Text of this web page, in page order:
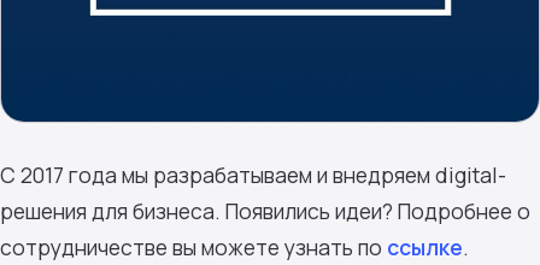
С 2017 года мы разрабатываем и внедряем digital-
решения для бизнеса. Появились идеи? Подробнее о
сотрудничестве вы можете узнать по ссылке.